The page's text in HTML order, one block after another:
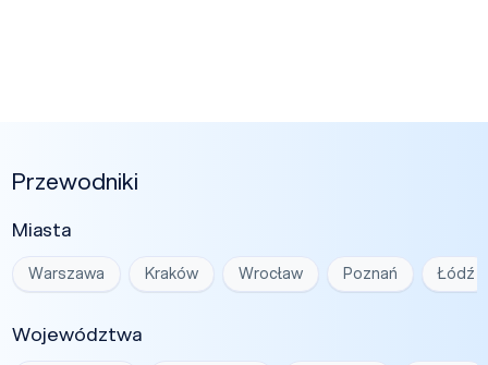
Przewodniki
Miasta
Warszawa Kraków Wrocław Poznań Łódź
Województwa